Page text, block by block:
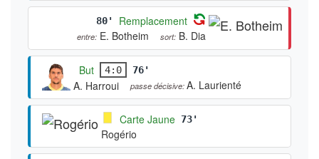
80' Remplacement
entre: E. Botheim sort: B. Dia
But 4:0 76'
A. Harroui passe décisive:A. Laurienté
Carte Jaune 73'
Rogério